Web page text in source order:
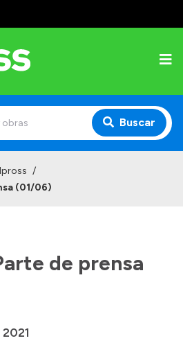
Buscar
Ipross /
(01/06)
de prensa